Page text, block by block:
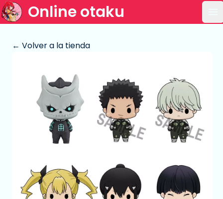
Online otaku
← Volver a la tienda